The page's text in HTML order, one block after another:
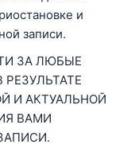
и
записи.
ЗА ЛЮБЫЕ
И АКТУАЛЬНОЙ
ВАМИ